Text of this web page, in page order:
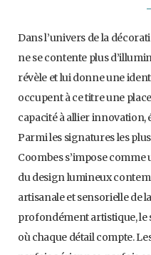
Dans l’univers de la
ne se contente plus
révèle et lui donne une
occupent à ce titre une
capacité à allier innovation,
Parmi les signatures les
Coombes s’impose
du design lumineux
artisanale et sensorielle de
profondément artistique, le
où chaque détail compte.